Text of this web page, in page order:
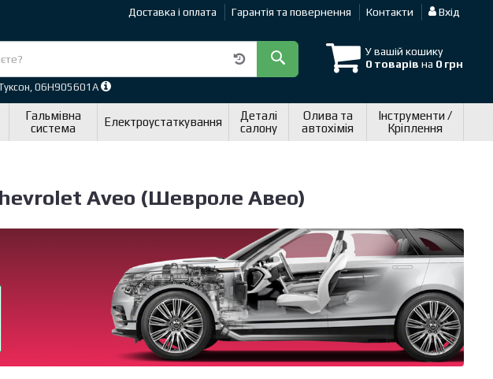
Доставка і оплата Гарантія та повернення Контакти Вхід
У вашій кошику
0 товарів на 0 грн
06H905601A
Гальмівна
система
Електроустаткування
Деталі
салону
Олива та
автохімія
Інструменти /
Кріплення
Aveo (Шевроле Авео)